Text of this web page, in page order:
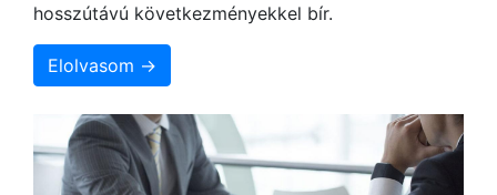
hosszútávú következményekkel bír.
Elolvasom →